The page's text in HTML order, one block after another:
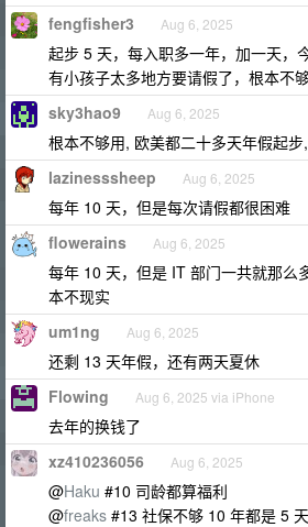
fengfisher3 Aug 6, 2025
起步 5 天，每入职多一年，加一天，
有小孩子太多地方要请假了，根本不够
sky3hao9 Aug 6, 2025
根本不够用, 欧美都二十多天年假起
lazinesssheep Aug 6, 2025
每年 10 天，但是每次请假都很困难
flowerains Aug 6, 2025
每年 10 天，但是 IT 部门一共就那么
本不现实
um1ng Aug 6, 2025
还剩 13 天年假，还有两天夏休
Flowing Aug 6, 2025 via iPhone
去年的换钱了
xz410236056 Aug 6, 2025
@Haku #10 司龄都算福利
@freaks #13 社保不够 10 年都是 5 天